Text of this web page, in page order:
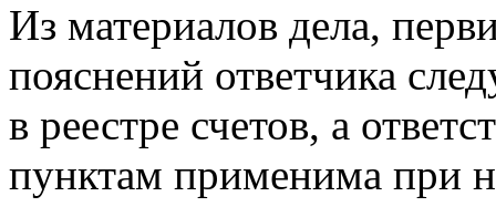
Из материалов дела,
пояснений ответчика
в реестре счетов, а
пунктам применима при